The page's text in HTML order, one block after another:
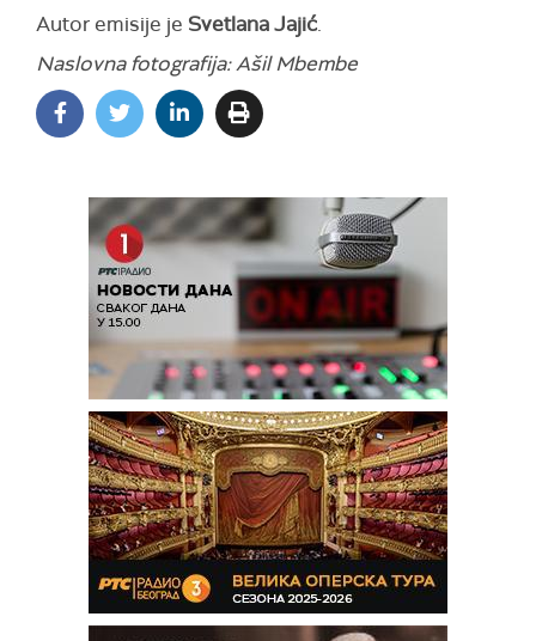
Autor emisije je Svetlana Jajić.
Naslovna fotografija: Ašil Mbembe